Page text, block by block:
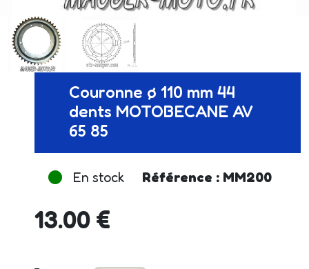
Couronne ø 110 mm 44
dents MOTOBECANE AV
65 85
En stock Référence : MM200
13.00 €